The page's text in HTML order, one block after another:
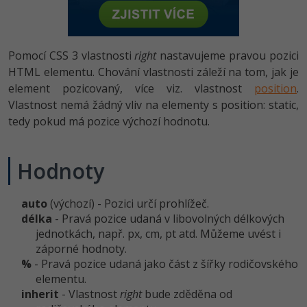
HTML5, CSS3, Bootstrap, SEO
SQL a databáze
Testování a verzování
UML a návrhové vzory
Spring
ASP.NET MVC
Django
Best practices
JavaScript
Python
HTML / CSS
MS-SQL
SQLite
Vývojář mobilních aplikací
C# Game developer
Webdesigner
Systémový administrátor
Grafik / UX/UI návrhář
3D grafik
Projektový manažer
Databázový analytik
Python -80%
-80%
PHP -80%
C++ -80%
Kotlin -80%
C -80%
VB.NET
SQL
Návrh SW -80%
Digitální gramotnost
WordPress
SEO -30%
Business
Kryptoměny -25%
Copywriting -30%
MS Office -80%
Photoshop -80%
Adobe Illustrator
Adobe Lightroom -30%
Adobe XD -15%
Adobe After Effects
Blender -80%
Inkscape
Fotografování -80%
Pomocí CSS 3 vlastnostirightnastavujeme pravou pozici
HTML elementu. Chování vlastnosti záleží na tom, jak je
element pozicovaný, více viz. vlastnost position.
Vlastnost nemá žádný vliv na elementy s position: static,
tedy pokud má pozice výchozí hodnotu.
Hodnoty
auto (výchozí) - Pozici určí prohlížeč.
délka - Pravá pozice udaná v libovolných délkových
jednotkách, např. px, cm, pt atd. Můžeme uvést i
záporné hodnoty.
% - Pravá pozice udaná jako část z šířky rodičovského
elementu.
inherit - Vlastnostrightbude zděděna od